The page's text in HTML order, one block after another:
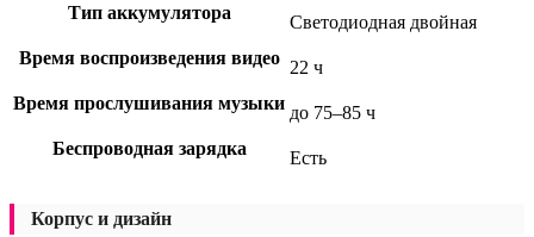
Тип аккумулятора
Светодиодная двойная
Время воспроизведения видео 22 ч
Время прослушивания музыки до 75–85 ч
Беспроводная зарядка
Есть
Корпус и дизайн